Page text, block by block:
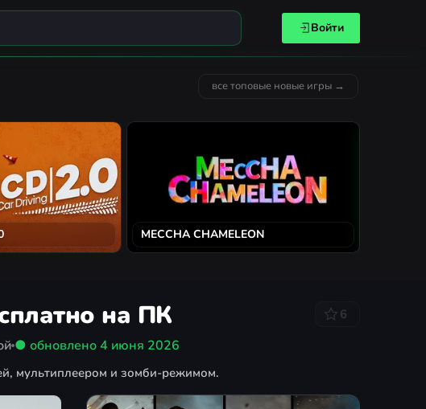
Войти
все топовые новые игры →
MECCHA CHAMELEON
на ПК 6
● обновлено4 июня 2026
мультиплеером и зомби-режимом.